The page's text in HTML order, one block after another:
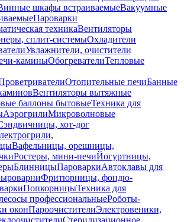
шкафы встраиваемыеВакуумные
Пароварки
техникаВентиляторы
сплит-системыОхладители
Увлажнители, очистители
каминыОбогревателиТепловые
Отопительные печиБанные
Вентиляторы вытяжные
баллоны бытовыеТехника для
АэрогрилиМикроволновые
хот-дог
Вафельницы, орешницы,
Ростеры, мини-печиЙогуртницы,
БлинницыПароваркиАвтоклавы для
Фритюрницы, фондю-
ПопкорницыТехника для
профессиональныеРоботы-
оконПароочистителиЭлектровеники,
Стерилизационное